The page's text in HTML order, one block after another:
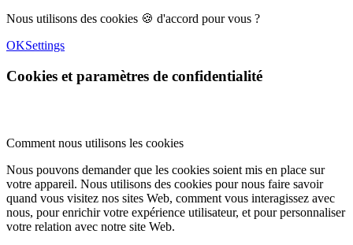
Nous utilisons des cookies 🍪 d'accord pour vous ?
OKSettings
Cookies et paramètres de confidentialité
Comment nous utilisons les cookies
Nous pouvons demander que les cookies soient mis en place sur
votre appareil. Nous utilisons des cookies pour nous faire savoir
quand vous visitez nos sites Web, comment vous interagissez avec
nous, pour enrichir votre expérience utilisateur, et pour personnaliser
votre relation avec notre site Web.